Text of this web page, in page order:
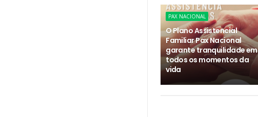
PAX NACIONAL
O Plano Assistencial
Familiar Pax Nacional
garante tranquilidade em
todos os momentos da
vida